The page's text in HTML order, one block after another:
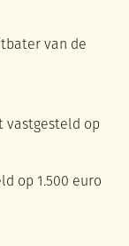
van de
vastgesteld op
op 1.500 euro